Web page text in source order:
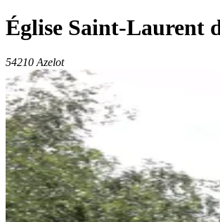
Église Saint-Laurent
54210 Azelot